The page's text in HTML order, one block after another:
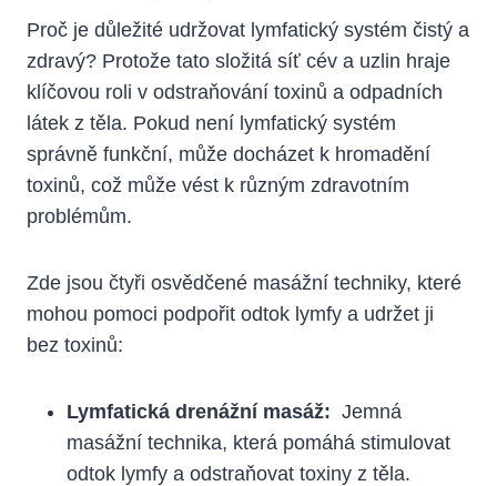
Proč ‌je ‍důležité udržovat lymfatický systém⁣ čistý a
​zdravý? ​Protože tato složitá síť ⁤cév a uzlin hraje
klíčovou roli v odstraňování toxinů a ⁢odpadních
⁢látek z těla. ⁤Pokud není lymfatický​ systém⁢
správně funkční, ⁢může docházet k hromadění‍
toxinů, což může vést k ‌různým zdravotním
problémům.
Zde jsou čtyři osvědčené masážní techniky, které
mohou pomoci podpořit odtok lymfy⁣ a udržet ji
bez toxinů:
Lymfatická drenážní ⁣masáž: ​ Jemná
masážní technika, která ⁢pomáhá stimulovat
odtok ‌lymfy a odstraňovat⁢ toxiny z ⁣těla.